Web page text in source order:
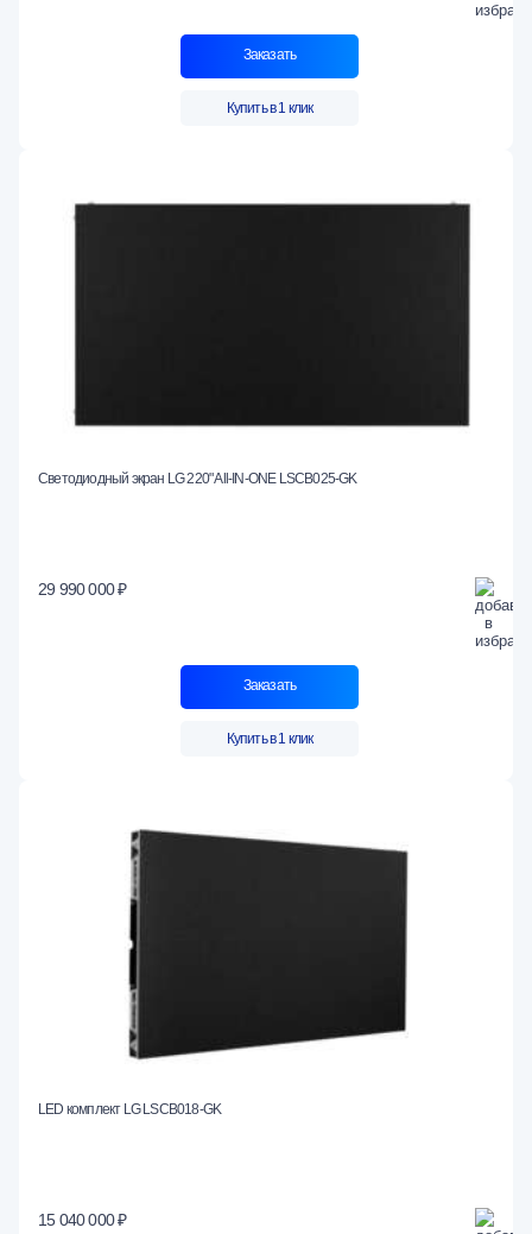
Заказать
Купить в 1 клик
Светодиодный экран LG 220" All-IN-ONE LSCB025-GK
29 990 000 ₽
Заказать
Купить в 1 клик
LED комплект LG LSCB018-GK
15 040 000 ₽